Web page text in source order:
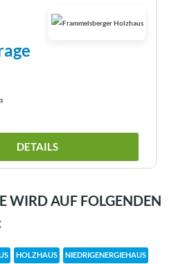
DETAILS
WIRD AUF FOLGENDEN
HOLZHAUS NIEDRIGENERGIEHAUS